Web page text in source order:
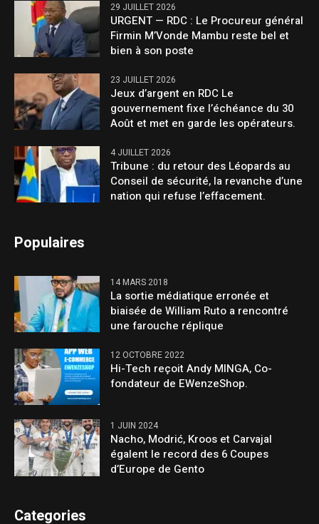
29 JUILLET 2026
URGENT — RDC : Le Procureur général
Firmin M’Vonde Mambu reste bel et
bien à son poste
23 JUILLET 2026
Jeux d’argent en RDC Le
gouvernement fixe l’échéance du 30
Août et met en garde les opérateurs.
4 JUILLET 2026
Tribune : du retour des Léopards au
Conseil de sécurité, la revanche d’une
nation qui refuse l’effacement.
Populaires
14 MARS 2018
La sortie médiatique erronée et
biaisée de William Ruto a rencontré
une farouche réplique
12 OCTOBRE 2022
Hi-Tech reçoit Andy MINGA, Co-
fondateur de EWenzeShop.
1 JUIN 2024
Nacho, Modrić, Kroos et Carvajal
égalent le record des 6 Coupes
d’Europe de Gento
Categories